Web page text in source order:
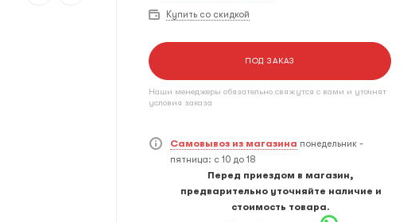
Купить со скидкой
ПОД ЗАКАЗ
Наши менеджеры обязательно свяжутся с вами и уточнят
условия заказа
Самовывоз из магазина понедельник -
пятница: с 10 до 18
Перед приездом в магазин,
предварительно уточняйте наличие и
стоимость товара.